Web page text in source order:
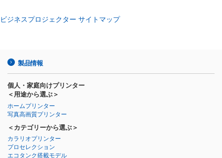
ビジネスプロジェクター サイトマップ
製品情報
個人・家庭向けプリンター
＜用途から選ぶ＞
ホームプリンター
写真高画質プリンター
＜カテゴリーから選ぶ＞
カラリオプリンター
プロセレクション
エコタンク搭載モデル